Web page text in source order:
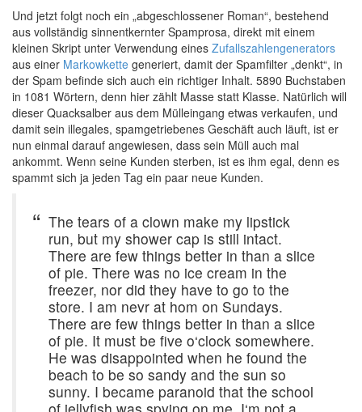
Und jetzt folgt noch ein „abgeschlossener Roman“, bestehend
aus vollständig sinnentkernter Spamprosa, direkt mit einem
kleinen Skript unter Verwendung eines Zufallszahlengenerators
aus einer Markowkette generiert, damit der Spamfilter „denkt“, in
der Spam befinde sich auch ein richtiger Inhalt. 5890 Buchstaben
in 1081 Wörtern, denn hier zählt Masse statt Klasse. Natürlich will
dieser Quacksalber aus dem Mülleingang etwas verkaufen, und
damit sein illegales, spamgetriebenes Geschäft auch läuft, ist er
nun einmal darauf angewiesen, dass sein Müll auch mal
ankommt. Wenn seine Kunden sterben, ist es ihm egal, denn es
spammt sich ja jeden Tag ein paar neue Kunden.
The tears of a clown make my lipstick
run, but my shower cap is still intact.
There are few things better in than a slice
of pie. There was no ice cream in the
freezer, nor did they have to go to the
store. I am nevr at hom on Sundays.
There are few things better in than a slice
of pie. It must be five o‘clock somewhere.
He was disappointed when he found the
beach to be so sandy and the sun so
sunny. I became paranoid that the school